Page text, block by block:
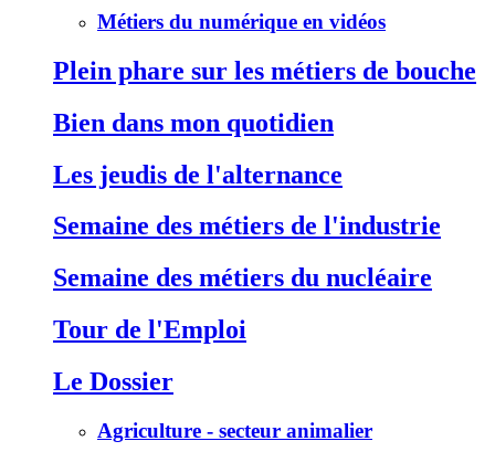
Métiers du numérique en vidéos
Plein phare sur les métiers de bouche
Bien dans mon quotidien
Les jeudis de l'alternance
Semaine des métiers de l'industrie
Semaine des métiers du nucléaire
Tour de l'Emploi
Le Dossier
Agriculture - secteur animalier